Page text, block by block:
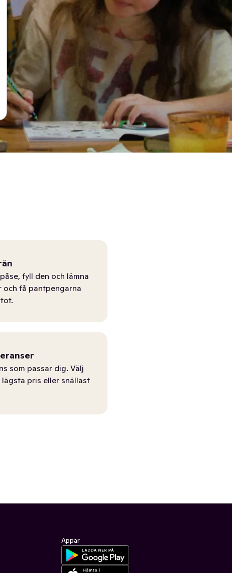
fyll den och lämna
få pantpengarna
som passar dig. Välj
pris eller snällast
Appar